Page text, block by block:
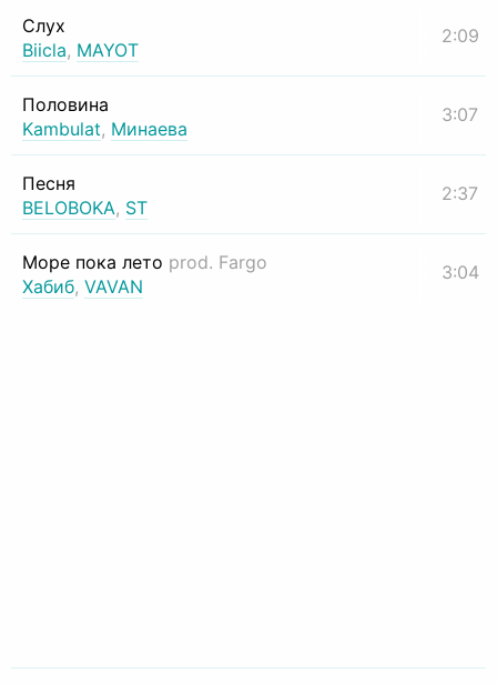
Слух
Biicla, MAYOT
2:09
Половина
Kambulat, Минаева
3:07
Песня
BELOBOKA, ST
2:37
Море пока лето prod. Fargo
Хабиб, VAVAN
3:04